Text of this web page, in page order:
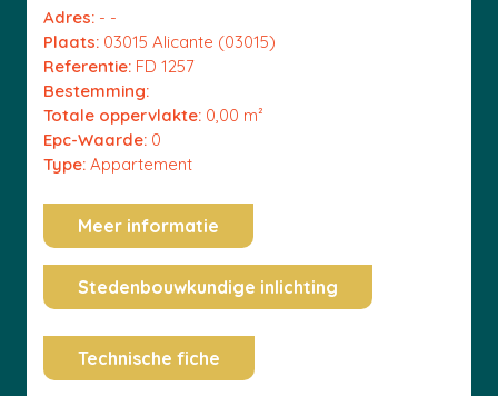
Adres: - -
Plaats: 03015 Alicante (03015)
Referentie: FD 1257
Bestemming:
Totale oppervlakte: 0,00 m²
Epc-Waarde: 0
Type: Appartement
Meer informatie
Stedenbouwkundige inlichting
Technische fiche